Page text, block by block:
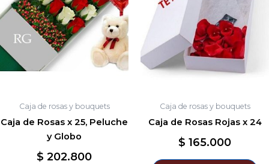
Caja de rosas y bouquets
Caja de Rosas x 25, Peluche
y Globo
$ 202.800
Caja de rosas y bouquets
Caja de Rosas Rojas x 24
$ 165.000